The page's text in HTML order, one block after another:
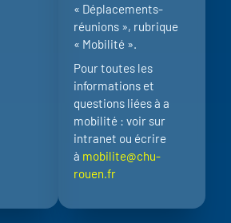
« Déplacements-
réunions », rubrique
« Mobilité ».
Pour toutes les
informations et
questions liées à a
mobilité : voir sur
intranet ou écrire
à mobilite@chu-
rouen.fr